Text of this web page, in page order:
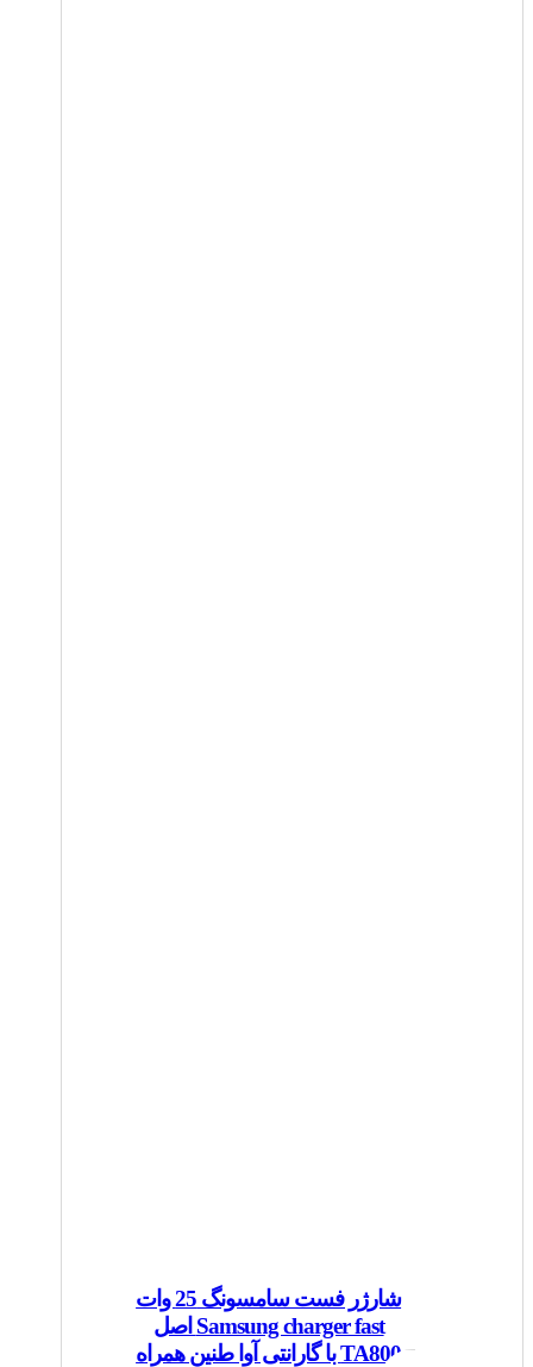
شارژر فست سامسونگ 25 وات
Samsung charger fast اصل
TA800 با گارانتی آوا طنین همراه